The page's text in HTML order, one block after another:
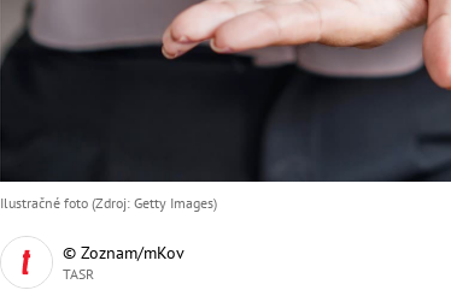
Ilustračné foto (Zdroj: Getty Images)
© Zoznam/mKov
TASR